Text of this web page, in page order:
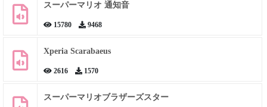
スーパーマリオ 通知音
15780 9468
Xperia Scarabaeus
2616 1570
スーパーマリオブラザーズスター